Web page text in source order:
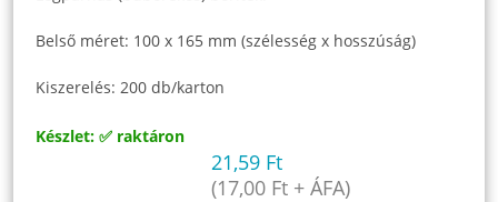
Belső méret: 100 x 165 mm (szélesség x hosszúság)
Kiszerelés: 200 db/karton
Készlet: ✅ raktáron
21,59 Ft
(17,00 Ft+ ÁFA)